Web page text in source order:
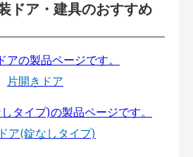
ドア・建具のおすすめ
片開きドア
ア(錠なしタイプ)